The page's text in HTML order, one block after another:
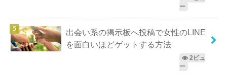
ー
出会い系の掲示板へ投稿で女性のLINE
を面白いほどゲットする方法
2ビュ
ー